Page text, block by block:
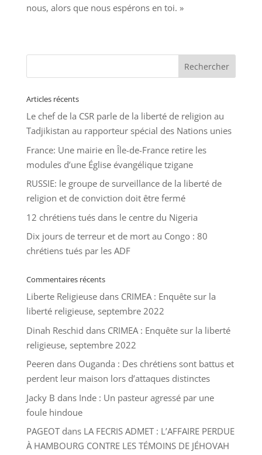
nous, alors que nous espérons en toi. »
Articles récents
Le chef de la CSR parle de la liberté de religion au
Tadjikistan au rapporteur spécial des Nations unies
France: Une mairie en Île-de-France retire les
modules d’une Église évangélique tzigane
RUSSIE: le groupe de surveillance de la liberté de
religion et de conviction doit être fermé
12 chrétiens tués dans le centre du Nigeria
Dix jours de terreur et de mort au Congo : 80
chrétiens tués par les ADF
Commentaires récents
Liberte Religieusedans CRIMEA : Enquête sur la
liberté religieuse, septembre 2022
Dinah Reschid dans CRIMEA : Enquête sur la liberté
religieuse, septembre 2022
Peeren dans Ouganda : Des chrétiens sont battus et
perdent leur maison lors d’attaques distinctes
Jacky B dans Inde : Un pasteur agressé par une
foule hindoue
PAGEOTdans LA FECRIS ADMET : L’AFFAIRE PERDUE
À HAMBOURG CONTRE LES TÉMOINS DE JÉHOVAH